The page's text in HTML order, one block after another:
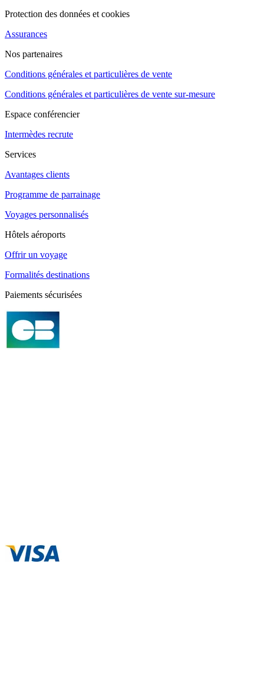
Protection des données et cookies
Assurances
Nos partenaires
Conditions générales et particulières de vente
Conditions générales et particulières de vente sur-mesure
Espace conférencier
Intermèdes recrute
Services
Avantages clients
Programme de parrainage
Voyages personnalisés
Hôtels aéroports
Offrir un voyage
Formalités destinations
Paiements sécurisées